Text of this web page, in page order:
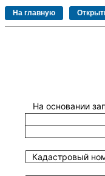
На основании
Кадастровый